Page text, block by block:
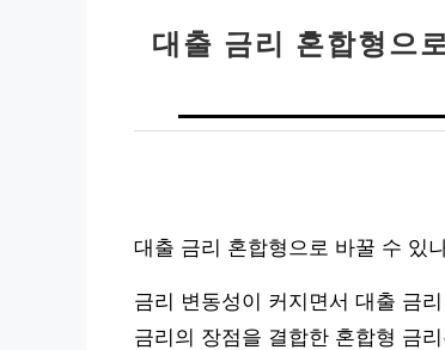
대출 금리 혼합형으
대출 금리 혼합형으로 바꿀 수 있
금리 변동성이 커지면서 대출 금
금리의 장점을 결합한 혼합형 금